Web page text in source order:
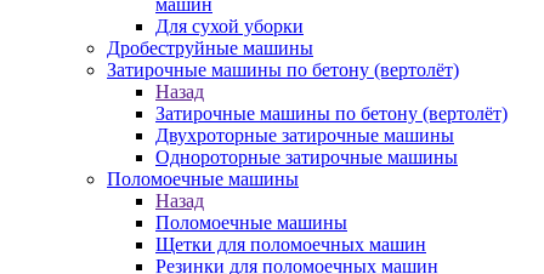
машин
Для сухой уборки
Дробеструйные машины
Затирочные машины по бетону (вертолёт)
Назад
Затирочные машины по бетону (вертолёт)
Двухроторные затирочные машины
Однороторные затирочные машины
Поломоечные машины
Назад
Поломоечные машины
Щетки для поломоечных машин
Резинки для поломоечных машин